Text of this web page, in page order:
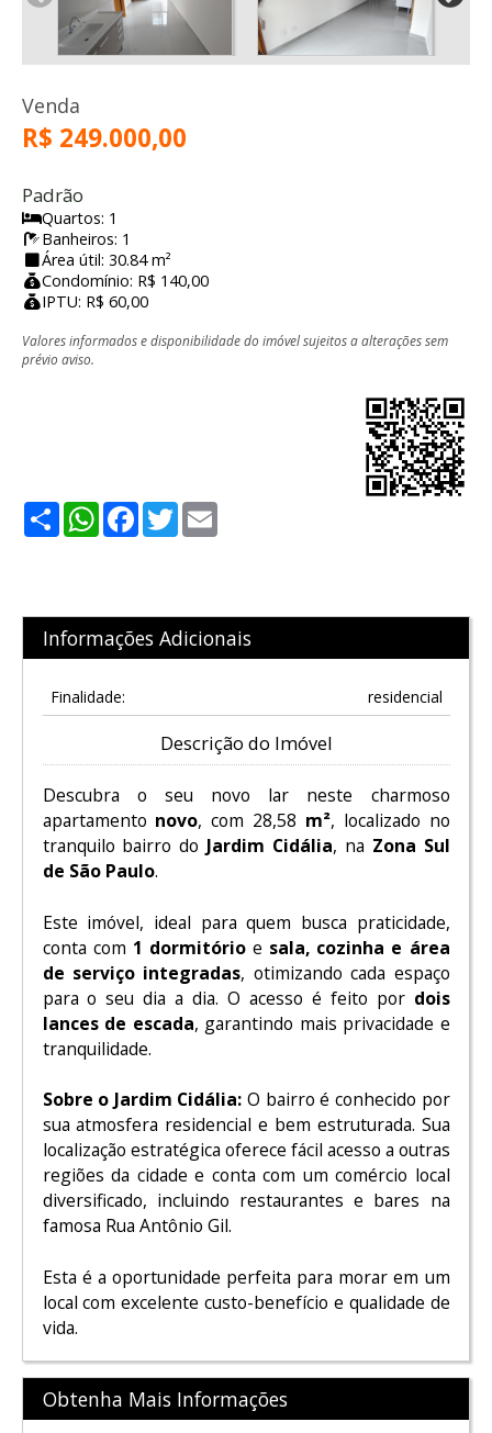
Venda
R$ 249.000,00
Padrão
Quartos: 1
Banheiros: 1
Área útil: 30.84 m²
Condomínio: R$ 140,00
IPTU: R$ 60,00
Valores informados e disponibilidade do imóvel sujeitos a alterações sem
prévio aviso.
ShareWhatsApp
Facebook
Twitter
Informações Adicionais
Finalidade: residencial
Descrição do Imóvel
Descubra o seu novo lar neste charmoso
apartamento novo, com 28,58 m², localizado no
tranquilo bairro do Jardim Cidália, na Zona Sul
de São Paulo.
Este imóvel, ideal para quem busca praticidade,
conta com 1 dormitórioe sala, cozinha e área
de serviço integradas, otimizando cada espaço
para o seu dia a dia. O acesso é feito por dois
lances de escada, garantindo mais privacidade e
tranquilidade.
Sobre o Jardim Cidália: O bairro é conhecido por
sua atmosfera residencial e bem estruturada. Sua
localização estratégica oferece fácil acesso a outras
regiões da cidade e conta com um comércio local
diversificado, incluindo restaurantes e bares na
famosa Rua Antônio Gil.
Esta é a oportunidade perfeita para morar em um
local com excelente custo-benefício e qualidade de
vida.
Obtenha Mais Informações